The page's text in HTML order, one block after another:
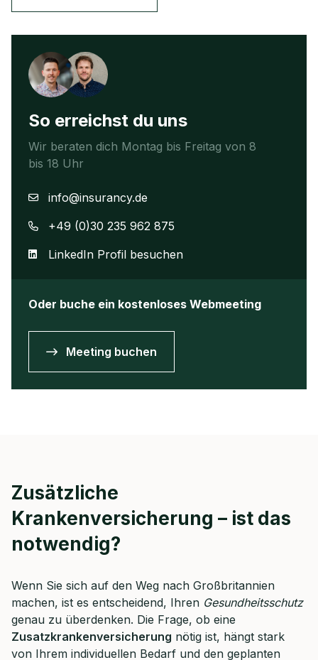
So erreichst du uns
Wir beraten dich Montag bis Freitag von 8
bis 18 Uhr
info@insurancy.de
+49 (0)30 235 962 875
LinkedIn Profil besuchen
Oder buche ein kostenloses Webmeeting
Meeting buchen
Zusätzliche
Krankenversicherung – ist das
notwendig?
Wenn Sie sich auf den Weg nach Großbritannien
machen, ist es entscheidend, Ihren Gesundheitsschutz
genau zu überdenken. Die Frage, ob eine
Zusatzkrankenversicherung nötig ist, hängt stark
von Ihrem individuellen Bedarf und den geplanten